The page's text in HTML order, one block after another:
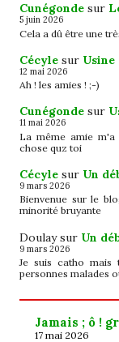
Cunégonde sur
5 juin 2026
Cela a dû être une
Cécyle sur Usine
12 mai 2026
Ah ! les amies ! ;-)
Cunégonde sur
11 mai 2026
La même amie
chose quz toi
Cécyle sur Un
9 mars 2026
Bienvenue sur le
minorité bruyante
Doulaysur Un
9 mars 2026
Je suis catho
personnes malades
Jamais ; ô !
17 mai 2026